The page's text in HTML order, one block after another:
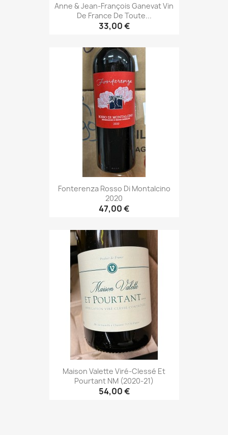
Anne & Jean-François Ganevat Vin
De France De Toute...
33,00 €
Fonterenza Rosso Di Montalcino
2020
47,00 €
Maison Valette Viré-Clessé Et
Pourtant NM (2020-21)
54,00 €